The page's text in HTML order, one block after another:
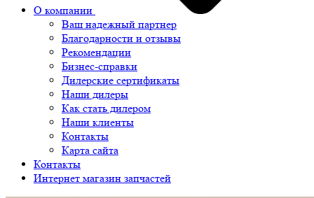
О компании
Ваш надежный партнер
Благодарности и отзывы
Рекомендации
Бизнес-справки
Дилерские сертификаты
Наши дилеры
Как стать дилером
Наши клиенты
Контакты
Карта сайта
Контакты
Интернет магазин запчастей